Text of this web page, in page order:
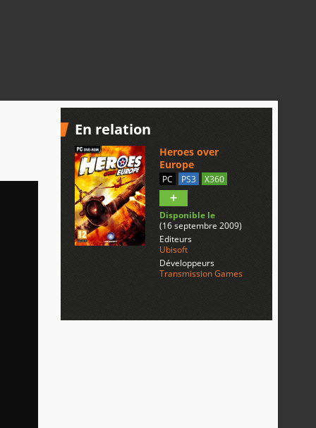
En relation
Heroes over
Europe
PC PS3 X360
Disponible le
(16 septembre 2009)
Editeurs
Ubisoft
Développeurs
Transmission Games